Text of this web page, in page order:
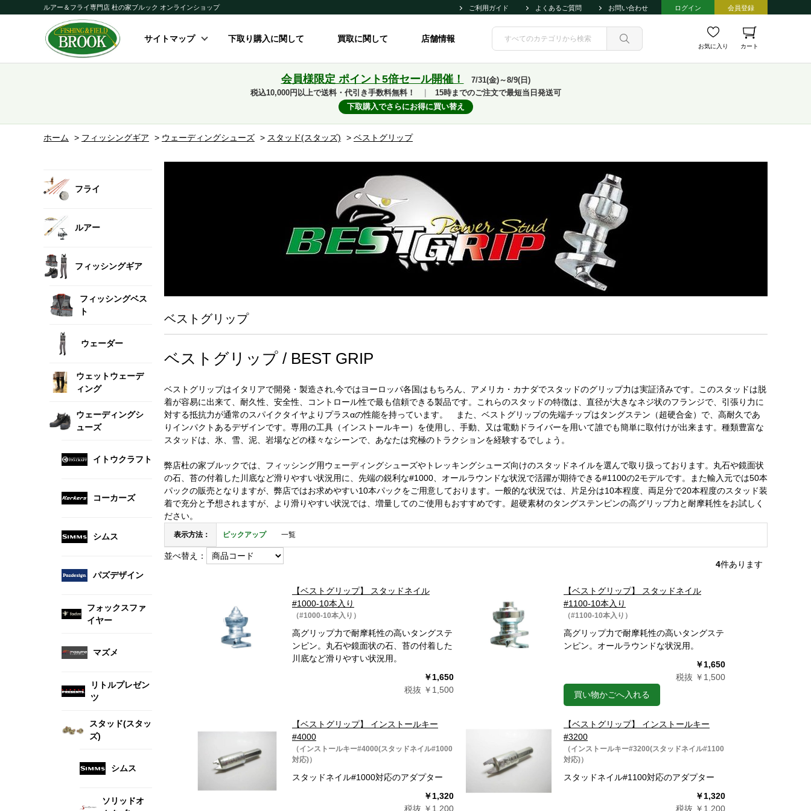
ルアー＆フライ専門店 杜の家ブルック オンラインショップ ご利用ガイド よくあるご質問 お問い合わせ ログイン 会員登録
サイトマップ 下取り購入に関して 買取に関して 店舗情報
お気に入り カート
会員様限定 ポイント5倍セール開催！
7/31(金)～8/9(日)
税込10,000円以上で送料・代引き手数料無料！
15時までのご注文で最短当日発送可
下取購入でさらにお得に買い替え
ホーム > フィッシングギア > ウェーディングシューズ > スタッド(スタッズ) > ベストグリップ
フライ
ルアー
フィッシングギア
フィッシングベス
ト
ウェーダー
ウェットウェーデ
ィング
ウェーディングシ
ューズ
イトウクラフト
コーカーズ
シムス
パズデザイン
フォックスファ
イヤー
マズメ
リトルプレゼン
ツ
スタッド(スタッ
ズ)
シムス
ソリッドオ
ベストグリップ
ベストグリップ / BEST GRIP
ベストグリップはイタリアで開発・製造され,今ではヨーロッパ各国はもちろん、アメリカ・カナダでスタッドのグリップ力は実証済みです。このスタッドは脱
着が容易に出来て、耐久性、安全性、コントロール性で最も信頼できる製品です。これらのスタッドの特徴は、直径が大きなネジ状のフランジで、引張り力に
対する抵抗力が通常のスパイクタイヤよりプラスαの性能を持っています。 また、ベストグリップの先端チップはタングステン（超硬合金）で、高耐久であ
りインパクトあるデザインです。専用の工具（インストールキー）を使用し、手動、又は電動ドライバーを用いて誰でも簡単に取付けが出来ます。種類豊富な
スタッドは、氷、雪、泥、岩場などの様々なシーンで、あなたは究極のトラクションを経験するでしょう。
弊店杜の家ブルックでは、フィッシング用ウェーディングシューズやトレッキングシューズ向けのスタッドネイルを選んで取り扱っております。丸石や鏡面状
の石、苔の付着した川底など滑りやすい状況用に、先端の鋭利な#1000、オールラウンドな状況で活躍が期待できる#1100の2モデルです。また輸入元では50本
パックの販売となりますが、弊店ではお求めやすい10本パックをご用意しております。一般的な状況では、片足分は10本程度、両足分で20本程度のスタッド装
着で充分と予想されますが、より滑りやすい状況では、増量してのご使用もおすすめです。超硬素材のタングステンピンの高グリップ力と耐摩耗性をお試しく
ださい。
表示方法： ピックアップ 一覧
並べ替え：
4件あります
【ベストグリップ】 スタッドネイル
#1000-10本入り
（#1000-10本入り）
高グリップ力で耐摩耗性の高いタングステ
ンピン。丸石や鏡面状の石、苔の付着した
川底など滑りやすい状況用。
￥1,650
税抜 ￥1,500
【ベストグリップ】 スタッドネイル
#1100-10本入り
（#1100-10本入り）
高グリップ力で耐摩耗性の高いタングステ
ンピン。オールラウンドな状況用。
￥1,650
税抜 ￥1,500
買い物かごへ入れる
【ベストグリップ】 インストールキー
#4000
（インストールキー#4000(スタッドネイル#1000
対応)）
スタッドネイル#1000対応のアダプター
￥1,320
税抜 ￥1,200
【ベストグリップ】 インストールキー
#3200
（インストールキー#3200(スタッドネイル#1100
対応)）
スタッドネイル#1100対応のアダプター
￥1,320
税抜 ￥1,200